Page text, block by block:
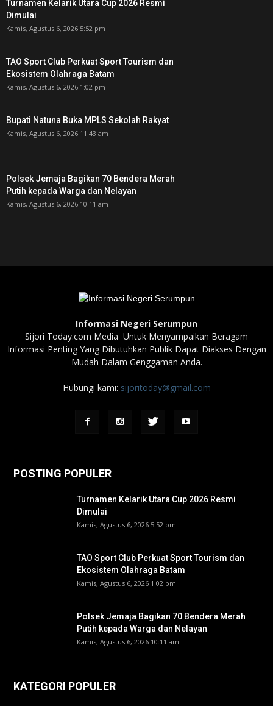
Turnamen Kelarik Utara Cup 2026 Resmi
Dimulai
Kamis, Agustus 6, 2026 5:52 pm
TAO Sport Club Perkuat Sport Tourism dan
Ekosistem Olahraga Batam
Kamis, Agustus 6, 2026 1:02 pm
Bupati Natuna Buka MPLS Sekolah Rakyat
Kamis, Agustus 6, 2026 11:43 am
Polsek Jemaja Bagikan 70 Bendera Merah
Putih kepada Warga dan Nelayan
Kamis, Agustus 6, 2026 10:11 am
Informasi Negeri Serumpun
Sijori Today.com Media Untuk Menyampaikan Beragam
Informasi Penting Yang Dibutuhkan Publik Dapat Diakses Dengan
Mudah Dalam Genggaman Anda.
Hubungi kami: sijoritoday@gmail.com
POSTING POPULER
Turnamen Kelarik Utara Cup 2026 Resmi
Dimulai
Kamis, Agustus 6, 2026 5:52 pm
TAO Sport Club Perkuat Sport Tourism dan
Ekosistem Olahraga Batam
Kamis, Agustus 6, 2026 1:02 pm
Polsek Jemaja Bagikan 70 Bendera Merah
Putih kepada Warga dan Nelayan
Kamis, Agustus 6, 2026 10:11 am
KATEGORI POPULER